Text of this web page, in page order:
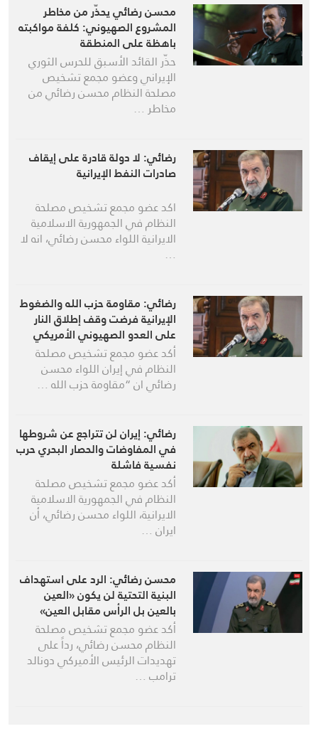
محسن رضائي يحذّر من مخاطر
المشروع الصهيوني: كلفة مواكبته
باهظة على المنطقة
حذّر القائد الأسبق للحرس الثوري
الإيراني وعضو مجمع تشخيص
مصلحة النظام محسن رضائي من
مخاطر …
رضائي: لا دولة قادرة على إيقاف
صادرات النفط الإيرانية
اكد عضو مجمع تشخيص مصلحة
النظام في الجمهورية الاسلامية
الايرانية اللواء محسن رضائي، انه لا
…
رضائي: مقاومة حزب الله والضغوط
الإيرانية فرضت وقف إطلاق النار
على العدو الصهيوني الأمريكي
في لبنان
أكد عضو مجمع تشخيص مصلحة
النظام في إيران اللواء محسن
رضائي ان “مقاومة حزب الله …
رضائي: إيران لن تتراجع عن شروطها
في المفاوضات والحصار البحري حرب
نفسية فاشلة
أكد عضو مجمع تشخيص مصلحة
النظام في الجمهورية الاسلامية
الايرانية، اللواء محسن رضائي، أن
ايران …
محسن رضائي: الرد على استهداف
البنية التحتية لن يكون «العين
بالعين بل الرأس مقابل العين»
أكد عضو مجمع تشخيص مصلحة
النظام محسن رضائي، رداً على
تهديدات الرئيس الأميركي دونالد
ترامب …